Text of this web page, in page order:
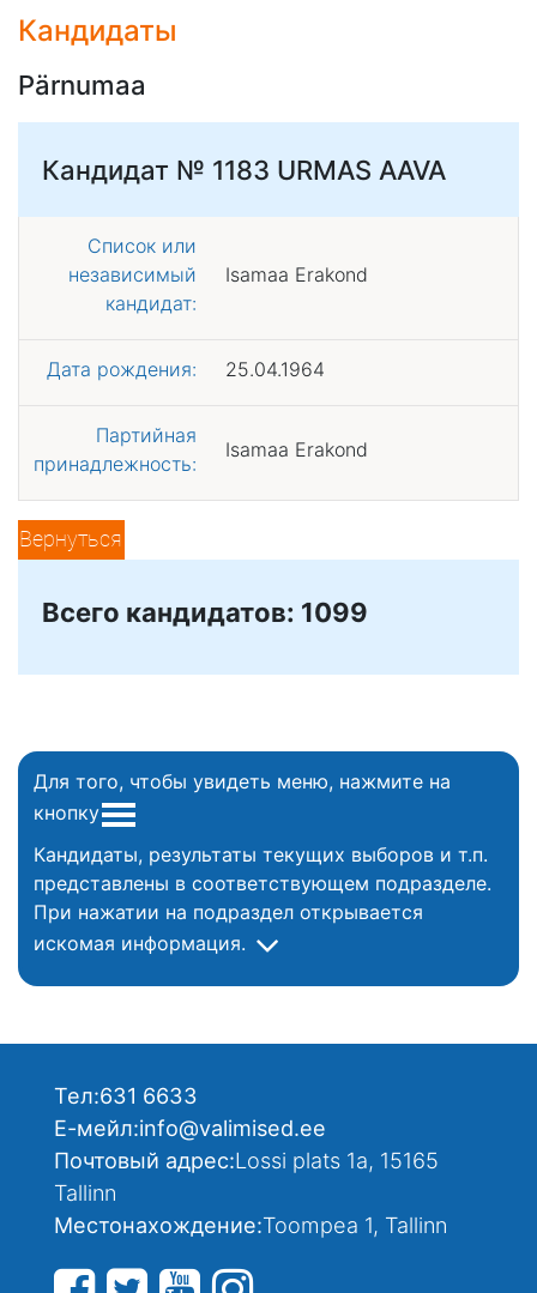
Кандидаты
Pärnumaa
Кандидат № 1183 URMAS AAVA
Список или
независимый
кандидат:
Isamaa Erakond
Дата рождения: 25.04.1964
Партийная
принадлежность:
Isamaa Erakond
Вернуться
Всего кандидатов: 1099
Для того, чтобы увидеть меню, нажмите на
кнопку
Кандидаты, результаты текущих выборов и т.п.
представлены в соответствующем подразделе.
При нажатии на подраздел открывается
искомая информация.
Тел:631 6633
Е-мейл:info@valimised.ee
Почтовый адрес:Lossi plats 1a, 15165
Tallinn
Местонахождение:Toompea 1, Tallinn